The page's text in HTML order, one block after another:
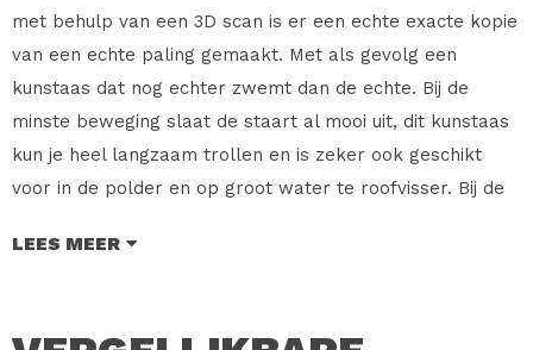
met behulp van een 3D scan is er een echte exacte kopie
van een echte paling gemaakt. Met als gevolg een
kunstaas dat nog echter zwemt dan de echte. Bij de
minste beweging slaat de staart al mooi uit, dit kunstaas
kun je heel langzaam trollen en is zeker ook geschikt
voor in de polder en op groot water te roofvisser. Bij de
meegeleverd, de 20 - 30 en 40cm wordt er een Jighead
LEES MEER